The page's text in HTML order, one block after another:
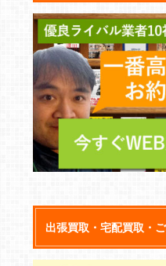
出張買取・宅配買取・